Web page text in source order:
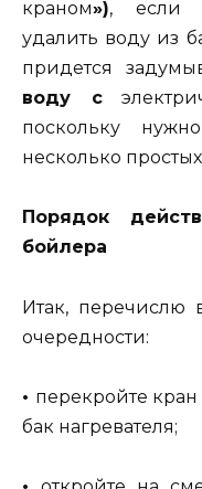
краном»), если
удалить воду из
придется
воду с
поскольку
несколько
Порядок
бойлера
Итак, перечислю
очередности:
• перекройте
бак нагревателя;